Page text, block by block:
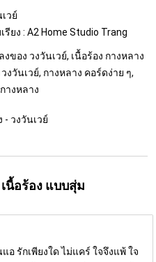
วย์
ยง : A2 Home Studio Trang
ของ วงวันเวย์, เนื้อร้อง กางหลาง
งวันเวย์, กางหลาง คอร์ดง่าย ๆ,
างหลาง
- วงวันเวย์
นื้อร้อง แบบสุ่ม
อ รักเพียงใด ไม่แคร์ ใจจึงแพ้ ใจ